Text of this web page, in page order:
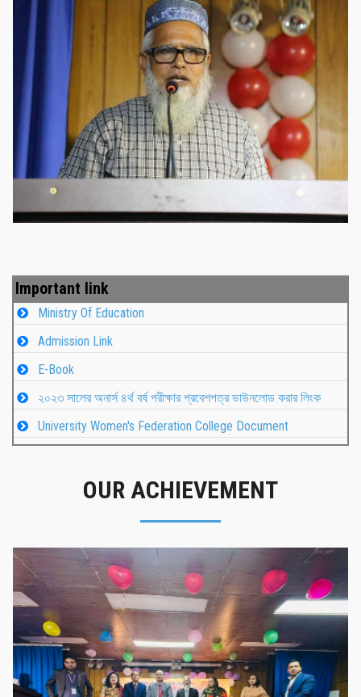
নবীনবরণ - ২০২৫
Important link
Ministry Of Education
Admission Link
E-Book
২০২৩ সালের অনার্স ৪র্থ বর্ষ পরীক্ষার প্রবেশপত্র ডাউনলোড করার লিংক
University Women's Federation College Document
OUR ACHIEVEMENT